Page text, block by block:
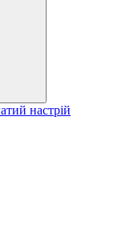
настрій